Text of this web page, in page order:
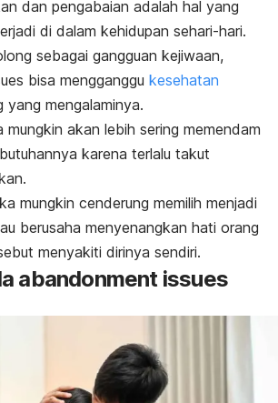
dan pengabaian adalah hal yang
di dalam kehidupan sehari-hari.
sebagai gangguan kejiwaan,
bisa mengganggu kesehatan
yang mengalaminya.
mungkin akan lebih sering memendam
karena terlalu takut
mungkin cenderung memilih menjadi
berusaha menyenangkan hati orang
menyakiti dirinya sendiri.
abandonment issues